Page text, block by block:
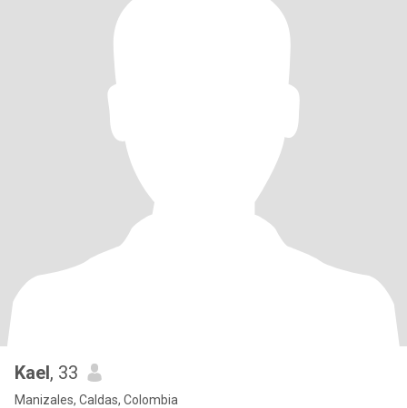
Kael, 33
Manizales, Caldas, Colombia